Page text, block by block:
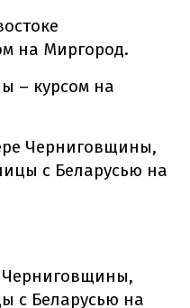
на Миргород.
– курсом на
Черниговщины,
с Беларусью на
Черниговщины,
с Беларусью на